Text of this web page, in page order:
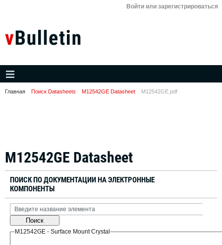
Войти или зарегистрироваться
Главная Поиск Datasheets M12542GE Datasheet M12542GE.pdf
M12542GE Datasheet
ПОИСК ПО ДОКУМЕНТАЦИИ НА ЭЛЕКТРОННЫЕ
КОМПОНЕНТЫ
Поиск
M12542GE - Surface Mount Crystal